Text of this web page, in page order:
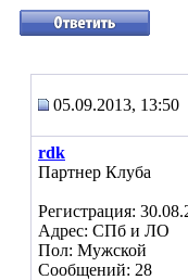
05.09.2013, 13:50
rdk
Партнер Клуба
Регистрация:
Адрес: СПб и ЛО
Пол: Мужской
Сообщений: 28